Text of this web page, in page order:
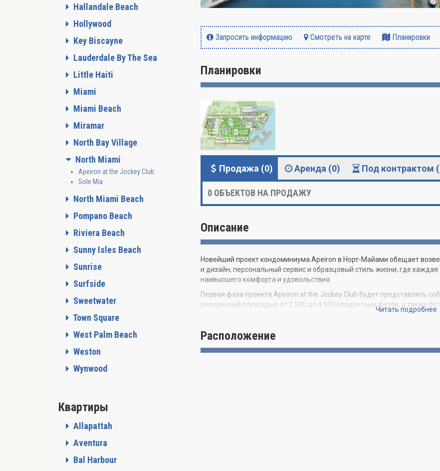
Запросить информацию Смотреть на карте Планировки
Планировки
Продажа (0) Аренда (0) Под контрактом
0 ОБЪЕКТОВ НА ПРОДАЖУ
Описание
Новейший проект кондоминиума Apeiron в Норт-Майами обещает
и дизайн, персональный сервис и образцовый стиль жизни, где
наивысшего комфорта и удовольствия.
Первая фаза проекта Apeiron at the Jockey Club будет представлять
резиденций площадью от 2 500 до 4 500 квадратных футов, а также
простирающуюся от Ки-Бискейн до Голден-Бич.
К услугам Apeiron at the Jockey Club будет глубоководная гаванью на
Читать подробнее
Расположение
Hallandale Beach
Hollywood
Key Biscayne
Lauderdale By The Sea
Little Haiti
Miami
Miami Beach
Miramar
North Bay Village
North Miami
Apeiron at the Jockey Club
Sole Mia
North Miami Beach
Pompano Beach
Riviera Beach
Sunny Isles Beach
Sunrise
Surfside
Sweetwater
Town Square
West Palm Beach
Weston
Wynwood
Квартиры
Allapattah
Aventura
Bal Harbour